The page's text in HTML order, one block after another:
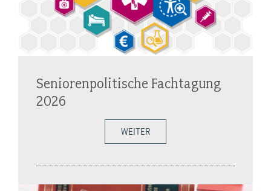
Seniorenpolitische Fachtagung
2026
WEITER